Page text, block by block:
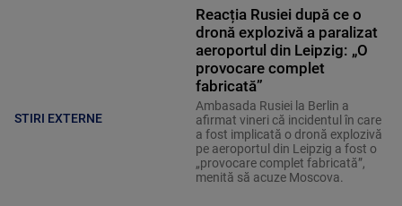
STIRI EXTERNE
Reacția Rusiei după ce o
dronă explozivă a paralizat
aeroportul din Leipzig: „O
provocare complet
fabricată”
Ambasada Rusiei la Berlin a
afirmat vineri că incidentul în care
a fost implicată o dronă explozivă
pe aeroportul din Leipzig a fost o
„provocare complet fabricată”,
menită să acuze Moscova.